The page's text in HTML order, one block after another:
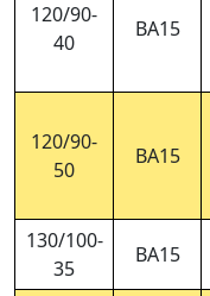
120/90-
40
BA15
120/90-
50
BA15
130/100-
35
BA15